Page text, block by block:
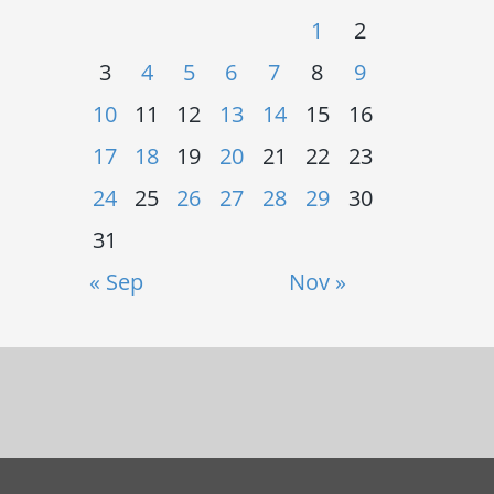
« Sep Nov »
1
2
3
4 5 6 7 8
9
10
11 12 13 14 15
16
17
18 19 20 21 22
23
24
25 26 27 28 29
30
31